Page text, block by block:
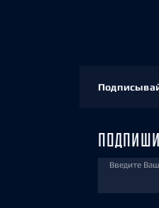
Введите